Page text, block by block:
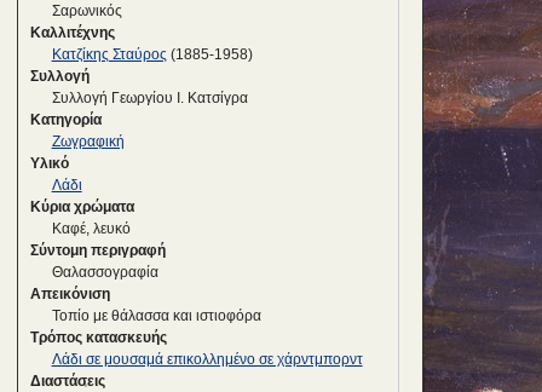
Σαρωνικός
Καλλιτέχνης
Κατζίκης Σταύρος (1885-1958)
Συλλογή
Συλλογή Γεωργίου Ι. Κατσίγρα
Κατηγορία
Ζωγραφική
Υλικό
Λάδι
Κύρια χρώματα
Καφέ, λευκό
Σύντομη περιγραφή
Θαλασσογραφία
Απεικόνιση
Τοπίο με θάλασσα και ιστιοφόρα
Τρόπος κατασκευής
Λάδι σε μουσαμά επικολλημένο σε χάρντμπορντ
Διαστάσεις